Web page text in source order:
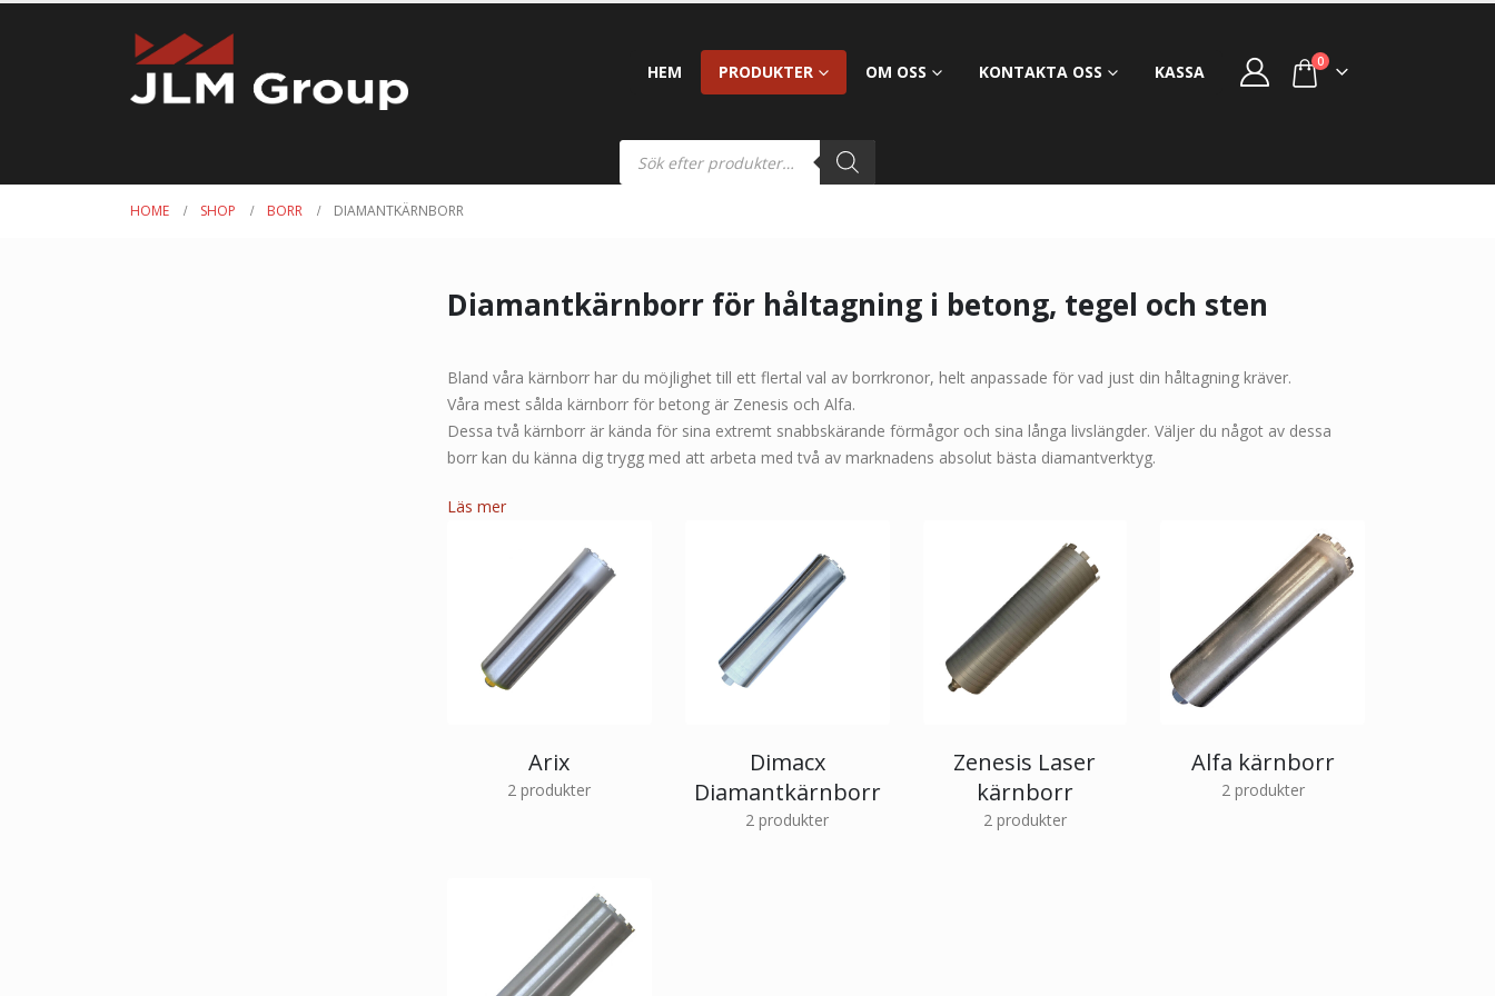
HEM PRODUKTER OM OSS KONTAKTA OSS KASSA 0
HOME SHOP BORR DIAMANTKÄRNBORR
Diamantkärnborr för håltagning i betong, tegel och sten
Bland våra kärnborr har du möjlighet till ett flertal val av borrkronor, helt anpassade för vad just din håltagning kräver.
Våra mest sålda kärnborr för betong är Zenesis och Alfa.
Dessa två kärnborr är kända för sina extremt snabbskärande förmågor och sina långa livslängder. Väljer du något av dessa
borr kan du känna dig trygg med att arbeta med två av marknadens absolut bästa diamantverktyg.
Läs mer
Arix
2 produkter
Dimacx
Diamantkärnborr
2 produkter
Zenesis Laser
kärnborr
2produkter
Alfa kärnborr
2produkter